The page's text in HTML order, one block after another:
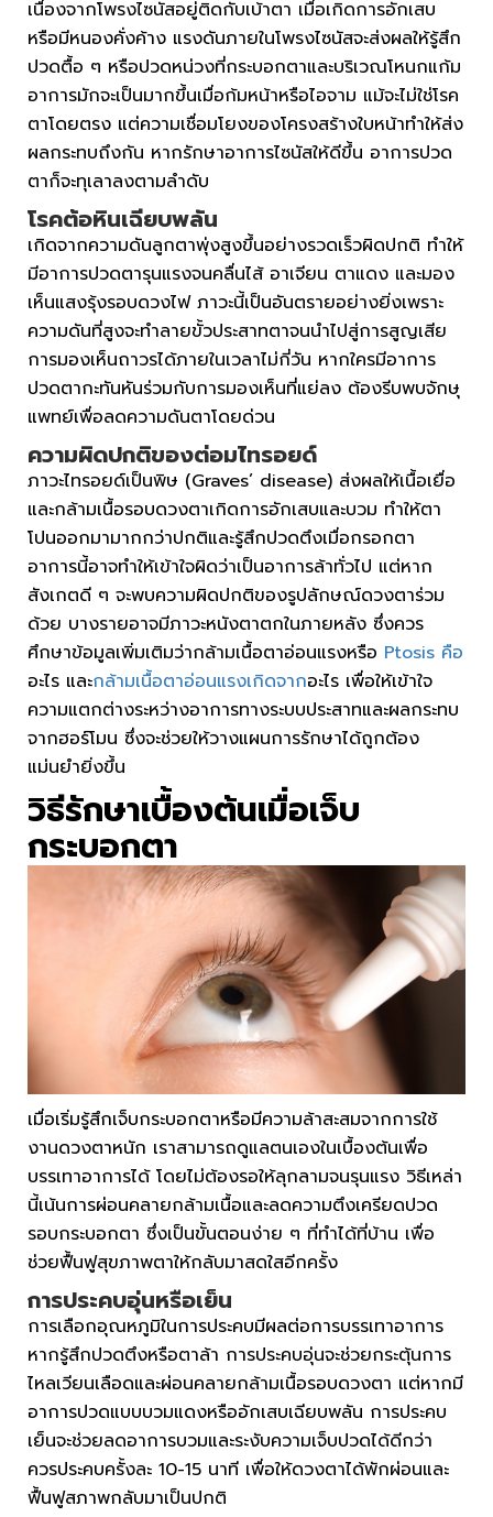
เนื่องจากโพรงไซนัสอยู่ติดกับเบ้าตา เมื่อเกิดการอักเสบ
หรือมีหนองคั่งค้าง แรงดันภายในโพรงไซนัสจะส่งผลให้รู้สึก
ปวดตื้อ ๆ หรือปวดหน่วงที่กระบอกตาและบริเวณโหนกแก้ม
อาการมักจะเป็นมากขึ้นเมื่อก้มหน้าหรือไอจาม แม้จะไม่ใช่โรค
ตาโดยตรง แต่ความเชื่อมโยงของโครงสร้างใบหน้าทำให้ส่ง
ผลกระทบถึงกัน หากรักษาอาการไซนัสให้ดีขึ้น อาการปวด
ตาก็จะทุเลาลงตามลำดับ
โรคต้อหินเฉียบพลัน
เกิดจากความดันลูกตาพุ่งสูงขึ้นอย่างรวดเร็วผิดปกติ ทำให้
มีอาการปวดตารุนแรงจนคลื่นไส้ อาเจียน ตาแดง และมอง
เห็นแสงรุ้งรอบดวงไฟ ภาวะนี้เป็นอันตรายอย่างยิ่งเพราะ
ความดันที่สูงจะทำลายขั้วประสาทตาจนนำไปสู่การสูญเสีย
การมองเห็นถาวรได้ภายในเวลาไม่กี่วัน หากใครมีอาการ
ปวดตากะทันหันร่วมกับการมองเห็นที่แย่ลง ต้องรีบพบจักษุ
แพทย์เพื่อลดความดันตาโดยด่วน
ความผิดปกติของต่อมไทรอยด์
ภาวะไทรอยด์เป็นพิษ (Graves’ disease) ส่งผลให้เนื้อเยื่อ
และกล้ามเนื้อรอบดวงตาเกิดการอักเสบและบวม ทำให้ตา
โปนออกมามากกว่าปกติและรู้สึกปวดตึงเมื่อกรอกตา
อาการนี้อาจทำให้เข้าใจผิดว่าเป็นอาการล้าทั่วไป แต่หาก
สังเกตดี ๆ จะพบความผิดปกติของรูปลักษณ์ดวงตาร่วม
ด้วย บางรายอาจมีภาวะหนังตาตกในภายหลัง ซึ่งควร
ศึกษาข้อมูลเพิ่มเติมว่ากล้ามเนื้อตาอ่อนแรงหรือ Ptosis คือ
อะไร และกล้ามเนื้อตาอ่อนแรงเกิดจากอะไร เพื่อให้เข้าใจ
ความแตกต่างระหว่างอาการทางระบบประสาทและผลกระทบ
จากฮอร์โมน ซึ่งจะช่วยให้วางแผนการรักษาได้ถูกต้อง
แม่นยำยิ่งขึ้น
วิธีรักษาเบื้องต้นเมื่อเจ็บ
กระบอกตา
เมื่อเริ่มรู้สึกเจ็บกระบอกตาหรือมีความล้าสะสมจากการใช้
งานดวงตาหนัก เราสามารถดูแลตนเองในเบื้องต้นเพื่อ
บรรเทาอาการได้ โดยไม่ต้องรอให้ลุกลามจนรุนแรง วิธีเหล่า
นี้เน้นการผ่อนคลายกล้ามเนื้อและลดความตึงเครียดปวด
รอบกระบอกตา ซึ่งเป็นขั้นตอนง่าย ๆ ที่ทำได้ที่บ้าน เพื่อ
ช่วยฟื้นฟูสุขภาพตาให้กลับมาสดใสอีกครั้ง
การประคบอุ่นหรือเย็น
การเลือกอุณหภูมิในการประคบมีผลต่อการบรรเทาอาการ
หากรู้สึกปวดตึงหรือตาล้า การประคบอุ่นจะช่วยกระตุ้นการ
ไหลเวียนเลือดและผ่อนคลายกล้ามเนื้อรอบดวงตา แต่หากมี
อาการปวดแบบบวมแดงหรืออักเสบเฉียบพลัน การประคบ
เย็นจะช่วยลดอาการบวมและระงับความเจ็บปวดได้ดีกว่า
ควรประคบครั้งละ 10-15 นาที เพื่อให้ดวงตาได้พักผ่อนและ
ฟื้นฟูสภาพกลับมาเป็นปกติ